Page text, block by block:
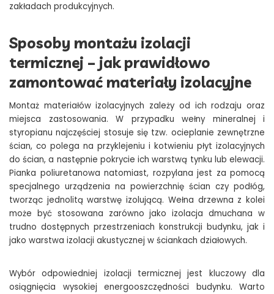
zakładach produkcyjnych.
Sposoby montażu izolacji
termicznej – jak prawidłowo
zamontować materiały izolacyjne
Montaż materiałów izolacyjnych zależy od ich rodzaju oraz
miejsca zastosowania. W przypadku wełny mineralnej i
styropianu najczęściej stosuje się tzw. ocieplanie zewnętrzne
ścian, co polega na przyklejeniu i kotwieniu płyt izolacyjnych
do ścian, a następnie pokrycie ich warstwą tynku lub elewacji.
Pianka poliuretanowa natomiast, rozpylana jest za pomocą
specjalnego urządzenia na powierzchnię ścian czy podłóg,
tworząc jednolitą warstwę izolującą. Wełna drzewna z kolei
może być stosowana zarówno jako izolacja dmuchana w
trudno dostępnych przestrzeniach konstrukcji budynku, jak i
jako warstwa izolacji akustycznej w ściankach działowych.
Wybór odpowiedniej izolacji termicznej jest kluczowy dla
osiągnięcia wysokiej energooszczędności budynku. Warto